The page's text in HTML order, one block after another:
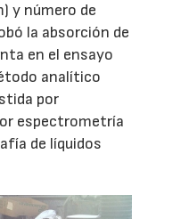
y número de
la absorción de
en el ensayo
analítico
por
espectrometría
de líquidos